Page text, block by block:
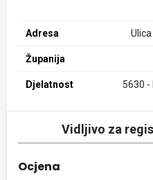
Adresa
Županija
Djelatnost
5630 -
Vidljivo za
Ocjena